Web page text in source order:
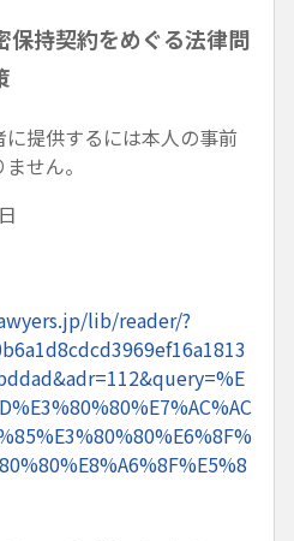
保持契約をめぐる法律問
提供するには本人の事前
せん。
lib/reader/?